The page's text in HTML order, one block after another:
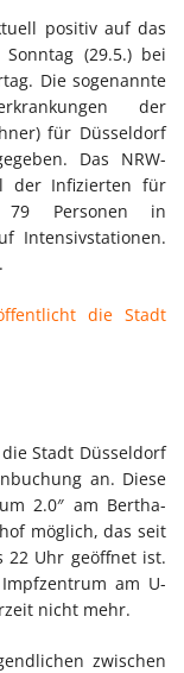
positiv auf das
(29.5.) bei
Die sogenannte
der
für Düsseldorf
Das NRW-
der Infizierten für
79 Personen in
Intensivstationen.
die Stadt
Stadt Düsseldorf
an. Diese
2.0″ am Bertha-
möglich, das seit
22 Uhr geöffnet ist.
am U-
nicht mehr.
zwischen